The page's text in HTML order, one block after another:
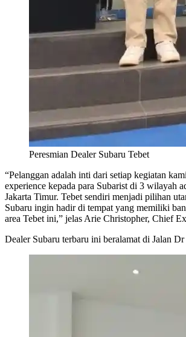
Peresmian Dealer Subaru Tebet
“Pelanggan adalah inti dari setiap kegiatan
experience kepada para Subarist di 3 wilayah
Jakarta Timur. Tebet sendiri menjadi pilihan
Subaru ingin hadir di tempat yang memiliki
area Tebet ini,” jelas Arie Christopher, Chief
Dealer Subaru terbaru ini beralamat di Jalan